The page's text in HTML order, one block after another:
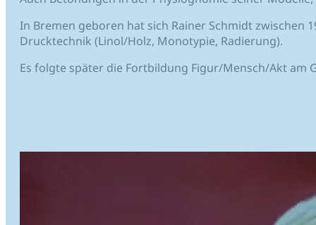
In Bremen geboren hat sich Rainer Schmidt zwischen
Drucktechnik (Linol/Holz, Monotypie, Radierung).
Es folgte später die Fortbildung Figur/Mensch/Akt am